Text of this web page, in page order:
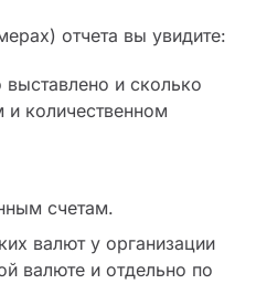
отчета вы увидите:
и сколько
количественном
счетам.
валют у организации
валюте и отдельно по